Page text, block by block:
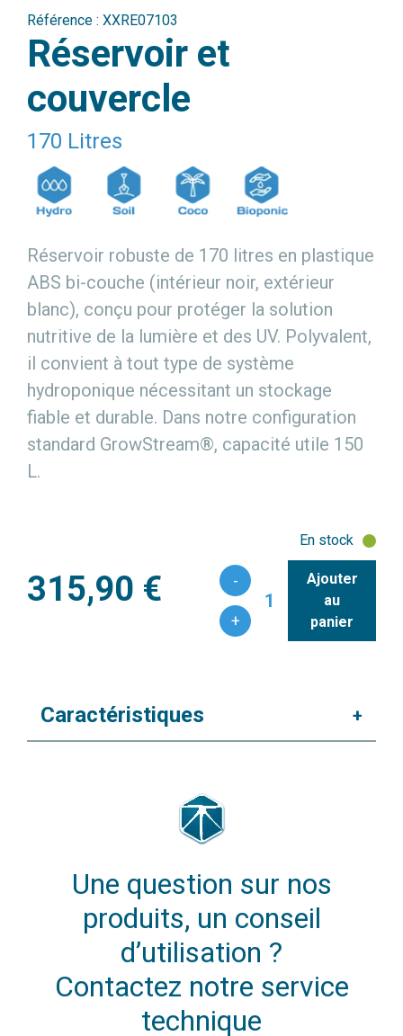
Référence : XXRE07103
Réservoir et
couvercle
170 Litres
Réservoir robuste de 170 litres en plastique
ABS bi-couche (intérieur noir, extérieur
blanc), conçu pour protéger la solution
nutritive de la lumière et des UV. Polyvalent,
il convient à tout type de système
hydroponique nécessitant un stockage
fiable et durable. Dans notre configuration
standard GrowStream®, capacité utile 150
L.
315,90 €
En stock
Ajouter
au
panier
-
+
1
Caractéristiques +
Une question sur nos
produits, un conseil
d’utilisation ?
Contactez notre service
technique